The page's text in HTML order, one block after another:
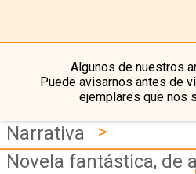
Algunos de nuestros
Puede avisarnos antes de
ejemplares que nos
Narrativa
>